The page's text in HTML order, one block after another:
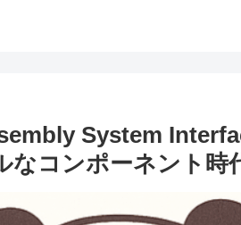
System
なコンポーネント時